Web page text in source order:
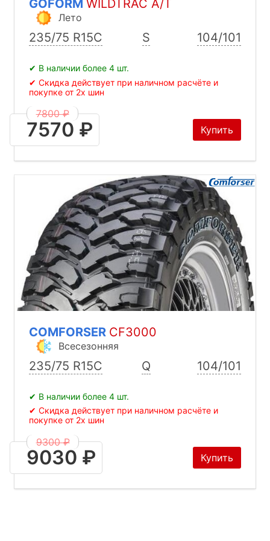
GOFORM WILDTRAC A/T
Лето
235/75 R15C S 104/101
✔ В наличии более 4 шт.
✔ Скидка действует при наличном расчёте и
покупке от 2х шин
7800 ₽
7570 ₽ Купить
COMFORSER CF3000
Всесезонняя
235/75 R15C Q 104/101
✔ В наличии более 4 шт.
✔ Скидка действует при наличном расчёте и
покупке от 2х шин
9300 ₽
9030 ₽ Купить